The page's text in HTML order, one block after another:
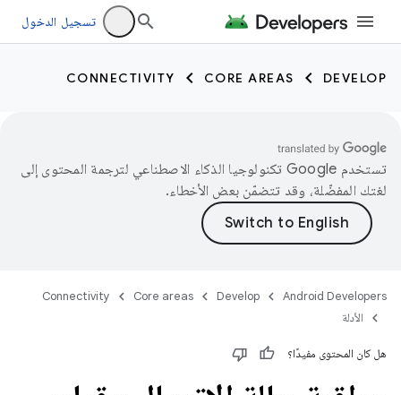
تسجيل الدخول
DEVELOP
CORE AREAS
CONNECTIVITY
تستخدم Google تكنولوجيا الذكاء الاصطناعي لترجمة المحتوى إلى
لغتك المفضّلة، وقد تتضمّن بعض الأخطاء.
Android Developers
Develop
Core areas
Connectivity
الأدلة
هل كان المحتوى مفيدًا؟